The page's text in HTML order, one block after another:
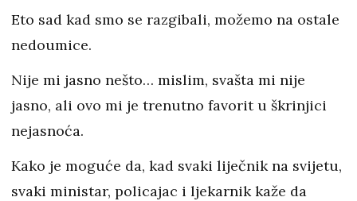
Eto sad kad smo se razgibali, možemo na ostale
nedoumice.
Nije mi jasno nešto… mislim, svašta mi nije
jasno, ali ovo mi je trenutno favorit u škrinjici
nejasnoća.
Kako je moguće da, kad svaki liječnik na svijetu,
svaki ministar, policajac i ljekarnik kaže da